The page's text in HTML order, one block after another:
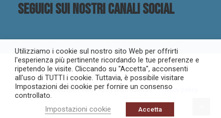
Seguici sui nostri canali social
© 2023 Montelupo Eventi. Tutti i diritti riservati –Privacy policy
Utilizziamo i cookie sul nostro sito Web per offrirti
l'esperienza più pertinente ricordando le tue preferenze e
ripetendo le visite. Cliccando su "Accetta", acconsenti
all'uso di TUTTI i cookie. Tuttavia, è possibile visitare
Impostazioni dei cookie per fornire un consenso
controllato.
Impostazioni cookie
Accetta